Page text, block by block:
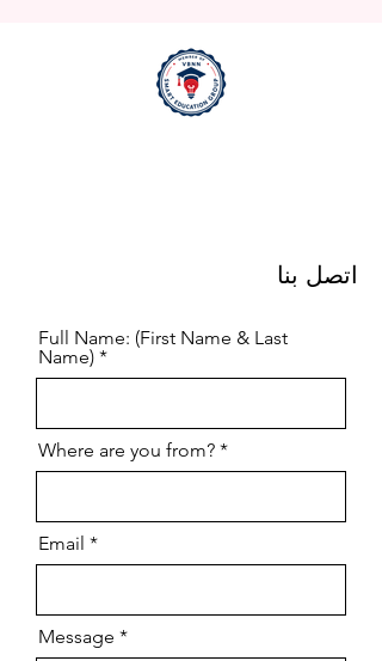
اتصل بنا
Full Name: (First Name & Last
Name)
Where are you from?
Email
Message